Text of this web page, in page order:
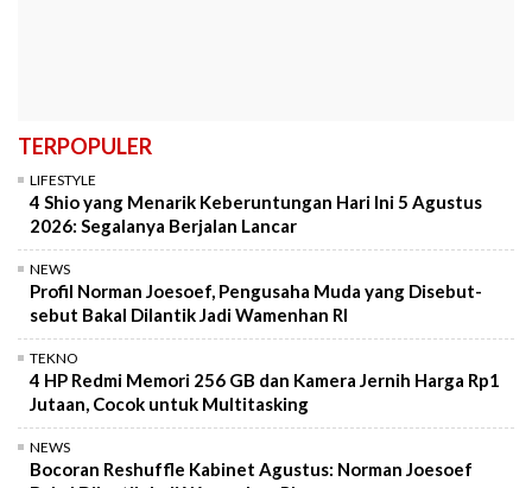
TERPOPULER
LIFESTYLE
4 Shio yang Menarik Keberuntungan Hari Ini 5 Agustus
2026: Segalanya Berjalan Lancar
NEWS
Profil Norman Joesoef, Pengusaha Muda yang Disebut-
sebut Bakal Dilantik Jadi Wamenhan RI
TEKNO
4 HP Redmi Memori 256 GB dan Kamera Jernih Harga Rp1
Jutaan, Cocok untuk Multitasking
NEWS
Bocoran Reshuffle Kabinet Agustus: Norman Joesoef